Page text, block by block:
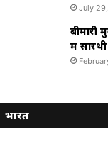
July
बीमारी
में सारथी
भारत